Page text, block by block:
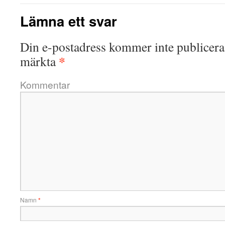
Lämna ett svar
Din e-postadress kommer inte
märkta*
Kommentar
Namn *